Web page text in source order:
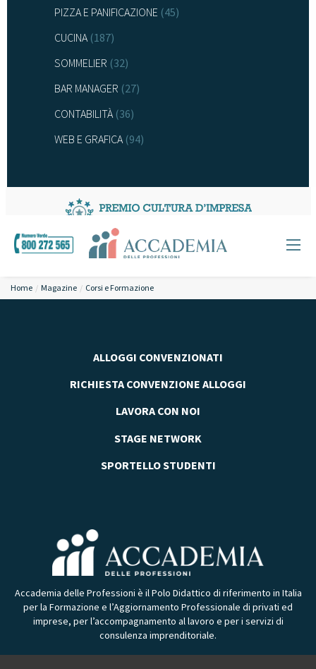
Home Magazine Corsi e Formazione
PIZZA E PANIFICAZIONE (45)
CUCINA (187)
SOMMELIER (32)
BAR MANAGER (27)
CONTABILITÀ (36)
WEB E GRAFICA (94)
ALLOGGI CONVENZIONATI
RICHIESTA CONVENZIONE ALLOGGI
LAVORA CON NOI
STAGE NETWORK
SPORTELLO STUDENTI
Accademia delle Professioni è il Polo Didattico di riferimento in Italia
per la Formazione e l’Aggiornamento Professionale di privati ed
imprese, per l’accompagnamento al lavoro e per i servizi di
consulenza imprenditoriale.